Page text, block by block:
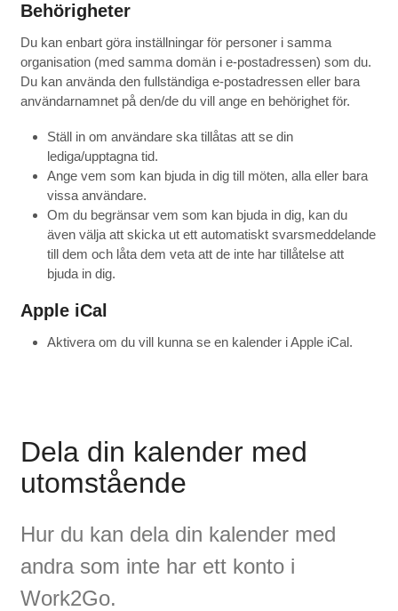
Behörigheter
Du kan enbart göra inställningar för personer i samma
organisation (med samma domän i e-postadressen) som du.
Du kan använda den fullständiga e-postadressen eller bara
användarnamnet på den/de du vill ange en behörighet för.
Ställ in om användare ska tillåtas att se din
lediga/upptagna tid.
Ange vem som kan bjuda in dig till möten, alla eller bara
vissa användare.
Om du begränsar vem som kan bjuda in dig, kan du
även välja att skicka ut ett automatiskt svarsmeddelande
till dem och låta dem veta att de inte har tillåtelse att
bjuda in dig.
Apple iCal
Aktivera om du vill kunna se en kalender i Apple iCal.
Dela din kalender med
utomstående
Hur du kan dela din kalender med
andra som inte har ett konto i
Work2Go.